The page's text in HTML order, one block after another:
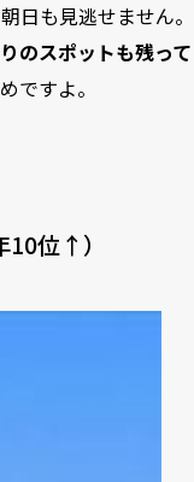
日も見逃せません。
のスポットも残って
ですよ。
10位↑）